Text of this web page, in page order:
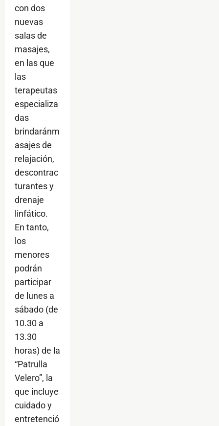
con dos
nuevas
salas de
masajes,
en las que
las
terapeutas
especializa
das
brindaránm
asajes de
relajación,
descontrac
turantes y
drenaje
linfático.
En tanto,
los
menores
podrán
participar
de lunes a
sábado (de
10.30 a
13.30
horas) de la
“Patrulla
Velero”, la
que incluye
cuidado y
entretenció